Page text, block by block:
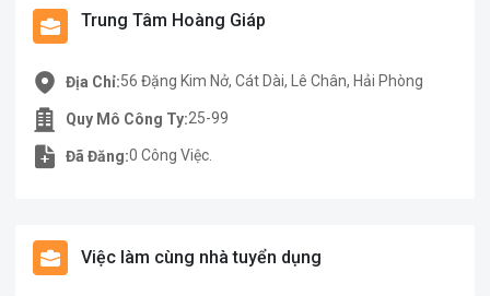
Trung Tâm Hoàng Giáp
Địa Chỉ:56 Đặng Kim Nở, Cát Dài, Lê Chân, Hải Phòng
Quy Mô Công Ty:25-99
Đã Đăng:0 Công Việc.
Việc làm cùng nhà tuyển dụng